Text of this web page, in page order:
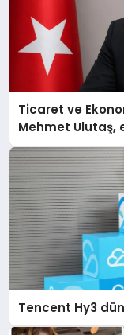
Ticaret ve
Mehmet Ulutaş,
açıklamada
Tencent Hy3